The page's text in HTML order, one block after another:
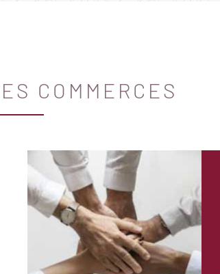
COMMERCES